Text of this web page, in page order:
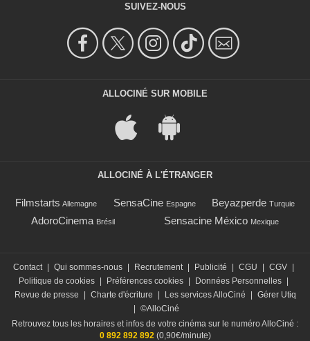
SUIVEZ-NOUS
ALLOCINÉ SUR MOBILE
ALLOCINÉ À L'ÉTRANGER
Filmstarts Allemagne SensaCine Espagne Beyazperde Turquie
AdoroCinema Brésil Sensacine México Mexique
Contact | Qui sommes-nous | Recrutement | Publicité | CGU | CGV |
Politique de cookies | Préférences cookies | Données Personnelles |
Revue de presse
| Charte d'écriture | Les services AlloCiné | Gérer Utiq
| ©AlloCiné
Retrouvez tous les horaires et infos de votre cinéma sur le numéro AlloCiné :
0 892 892 892(0,90€/minute)